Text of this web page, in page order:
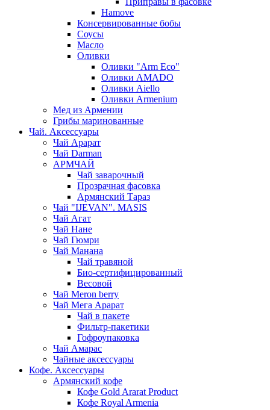
Hamove
Консервированные бобы
Соусы
Масло
Оливки
Оливки "Arm Eco"
Оливки AMADO
Оливки Aiello
Оливки Armenium
Мед из Армении
Грибы маринованные
Чай. Аксессуары
Чай Арарат
Чай Darman
АРМЧАЙ
Чай заварочный
Прозрачная фасовка
Армянский Тараз
Чай "IJEVAN". MASIS
Чай Агат
Чай Нане
Чай Гюмри
Чай Манана
Чай травяной
Био-сертифицированный
Весовой
Чай Meron berry
Чай Мега Арарат
Чай в пакете
Фильтр-пакетики
Гофроупаковка
Чай Амарас
Чайные аксессуары
Кофе. Аксессуары
Армянский кофе
Кофе Gold Ararat Product
Кофе Royal Armenia